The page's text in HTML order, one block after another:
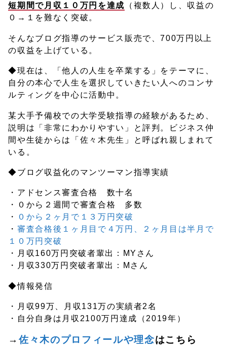
短期間で月収１０万円を達成
（複数人）し、収益の
０→１を難なく突破。
そんなブログ指導のサービス販売で、700万円以上
の収益を上げている。
◆現在は、「他人の人生を卒業する」をテーマに、
自分の本心で人生を選択していきたい人へのコンサ
ルティングを中心に活動中。
某大手予備校での大学受験指導の経験があるため、
説明は「非常にわかりやすい」と評判。ビジネス仲
間や生徒からは「佐々木先生」と呼ばれ親しまれて
いる。
◆ブログ収益化のマンツーマン指導実績
・アドセンス審査合格 数十名
・０から２週間で審査合格 多数
・
０から２ヶ月で１３万円突破
・審査合格後１ヶ月目で４万円、２ヶ月目は半月で
１０万円突破
・月収160万円突破者輩出：MYさん
・月収330万円突破者輩出：Mさん
◆情報発信
・月収99万、月収131万の実績者2名
・自分自身は月収2100万円達成（2019年）
→佐々木のプロフィールや理念はこちら